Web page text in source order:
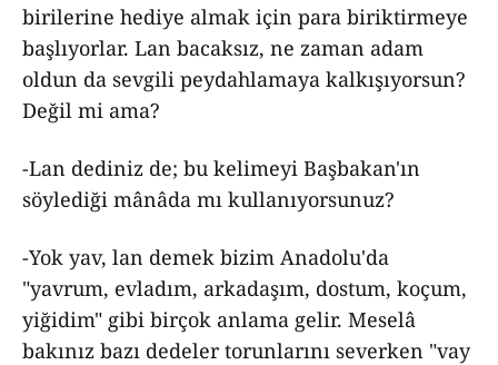
birilerine hediye almak için para biriktirmeye
başlıyorlar. Lan bacaksız, ne zaman adam
oldun da sevgili peydahlamaya kalkışıyorsun?
Değil mi ama?
-Lan dediniz de; bu kelimeyi Başbakan'ın
söylediği mânâda mı kullanıyorsunuz?
-Yok yav, lan demek bizim Anadolu'da
"yavrum, evladım, arkadaşım, dostum, koçum,
yiğidim" gibi birçok anlama gelir. Meselâ
bakınız bazı dedeler torunlarını severken "vay